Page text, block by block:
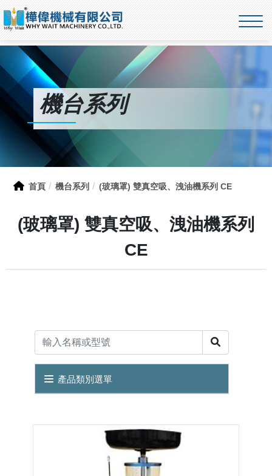
機台系列
首頁 機台系列 (玻璃罩) 雙真空吸、洩油機系列 CE
(玻璃罩) 雙真空吸、洩油機系列
CE
產品類別選單